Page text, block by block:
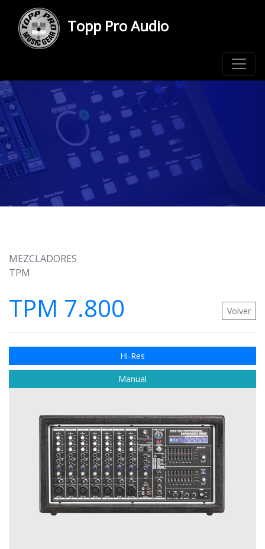
Topp Pro Audio
MEZCLADORES
TPM
TPM 7.800 Volver
Hi-Res
Manual